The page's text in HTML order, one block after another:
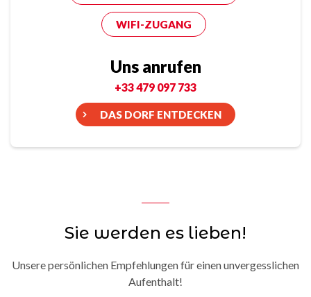
WIFI-ZUGANG
Uns anrufen
+33 479 097 733
DAS DORF ENTDECKEN
Sie werden es lieben!
Unsere persönlichen Empfehlungen für einen unvergesslichen
Aufenthalt!